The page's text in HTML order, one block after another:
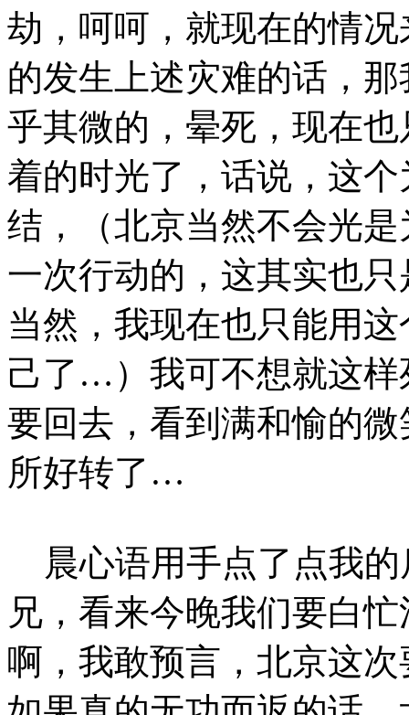
劫，呵呵，就现在的情
的发生上述灾难的话，
乎其微的，晕死，现在
着的时光了，话说，这
结，（北京当然不会光
一次行动的，这其实也
当然，我现在也只能用
己了…）我可不想就这样
要回去，看到满和愉的
所好转了…
晨心语用手点了点我的
兄，看来今晚我们要白
啊，我敢预言，北京这